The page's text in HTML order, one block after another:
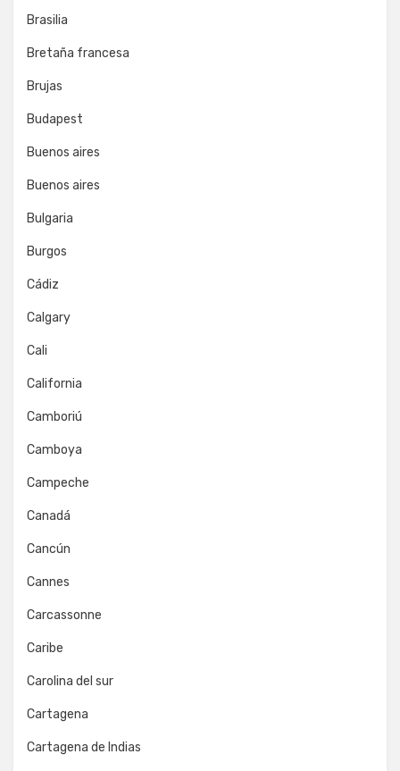
Brasilia
Bretaña francesa
Brujas
Budapest
Buenos aires
Buenos aires
Bulgaria
Burgos
Cádiz
Calgary
Cali
California
Camboriú
Camboya
Campeche
Canadá
Cancún
Cannes
Carcassonne
Caribe
Carolina del sur
Cartagena
Cartagena de Indias